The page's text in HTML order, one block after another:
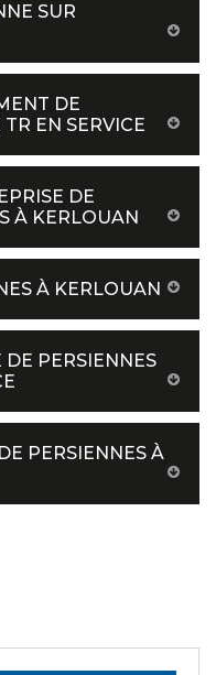
SUR
DE
EN SERVICE
DE
À KERLOUAN
À KERLOUAN
DE PERSIENNES
PERSIENNES À